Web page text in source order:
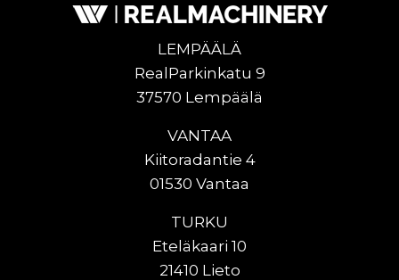
LEMPÄÄLÄ
RealParkinkatu 9
37570 Lempäälä
VANTAA
Kiitoradantie 4
01530 Vantaa
TURKU
Eteläkaari 10
21410 Lieto